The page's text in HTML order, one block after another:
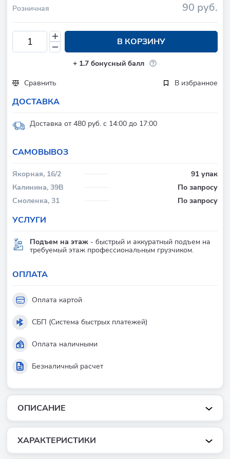
ОПИСАНИЕ
ХАРАКТЕРИСТИКИ
Розничная 90 руб.
В КОРЗИНУ
+ 1.7 бонусный балл
Сравнить
В избранное
ДОСТАВКА
Доставка от 480 руб. с 14:00 до 17:00
CАМОВЫВОЗ
Якорная, 16/2
91 упак
Калинина, 39В
По запросу
Смоленка, 31
По запросу
УСЛУГИ
Подъем на этаж - быстрый и аккуратный подъем на
требуемый этаж профессиональным грузчиком.
ОПЛАТА
Оплата картой
СБП (Система быстрых платежей)
Оплата наличными
Безналичный расчет